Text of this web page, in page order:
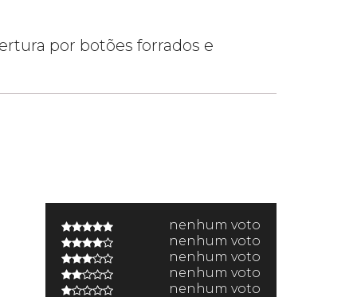
por botões forrados e
nenhum voto
nenhum voto
nenhum voto
nenhum voto
nenhum voto